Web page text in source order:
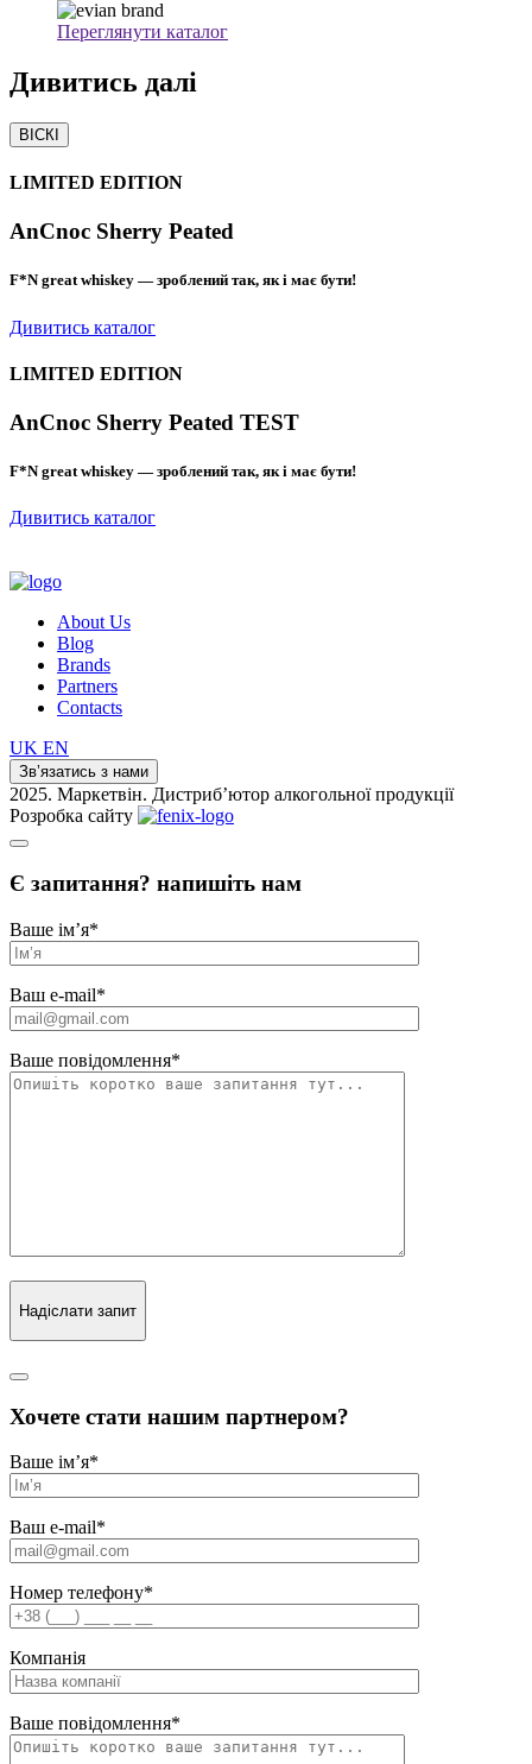
Переглянути каталог
Дивитись далі
ВІСКІ
LIMITED EDITION
AnCnoc Sherry Peated
F*N great whiskey — зроблений так, як і має бути!
Дивитись каталог
LIMITED EDITION
AnCnoc Sherry Peated TEST
F*N great whiskey — зроблений так, як і має бути!
Дивитись каталог
About Us
Blog
Brands
Partners
Contacts
UK EN
Зв’язатись з нами
2025. Маркетвін. Дистриб’ютор алкогольної продукції
Розробка сайту
Є запитання? напишіть нам
Ваше ім’я*
Ваш e-mail*
Ваше повідомлення*
Надіслати запит
Хочете стати нашим партнером?
Ваше ім’я*
Ваш e-mail*
Номер телефону*
Компанія
Ваше повідомлення*